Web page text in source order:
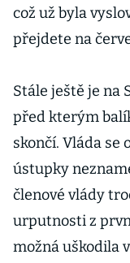
což už byla
přejdete na
Stále ještě je na
před kterým
skončí. Vláda se
ústupky
členové vlády
urputnosti z
možná uškodila